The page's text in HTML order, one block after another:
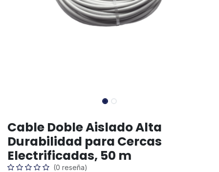
Cable Doble Aislado Alta
Durabilidad para Cercas
Electrificadas, 50 m
(0 reseña)